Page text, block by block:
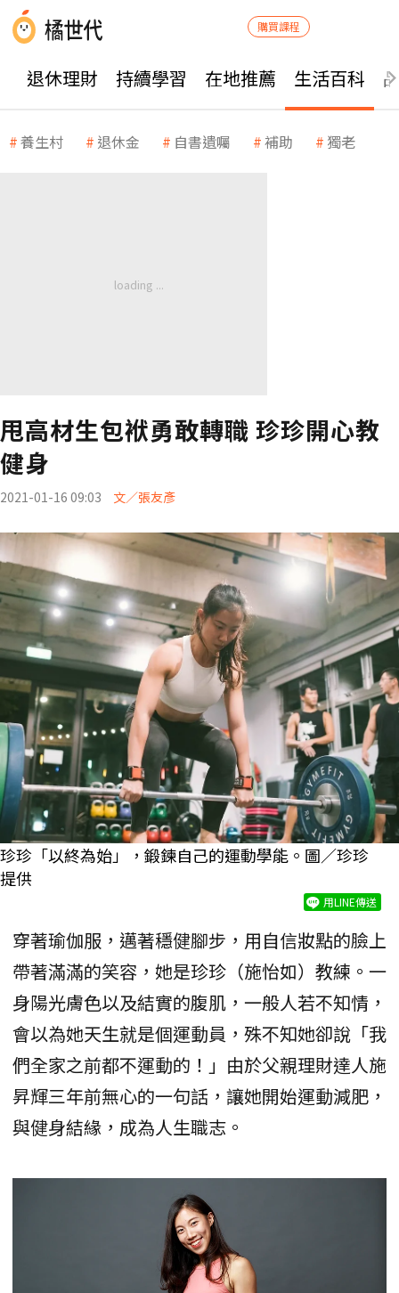
購買課程
退休理財 持續學習 在地推薦 生活百科
養生村 退休金 自書遺囑 補助 獨老
甩高材生包袱勇敢轉職 珍珍開心教
健身
2021-01-16 09:03 文／張友彥
珍珍「以終為始」，鍛鍊自己的運動學能。圖／珍珍
提供
用LINE傳送
穿著瑜伽服，邁著穩健腳步，用自信妝點的臉上
帶著滿滿的笑容，她是珍珍（施怡如）教練。一
身陽光膚色以及結實的腹肌，一般人若不知情，
會以為她天生就是個運動員，殊不知她卻說「我
們全家之前都不運動的！」由於父親理財達人施
昇輝三年前無心的一句話，讓她開始運動減肥，
與健身結緣，成為人生職志。